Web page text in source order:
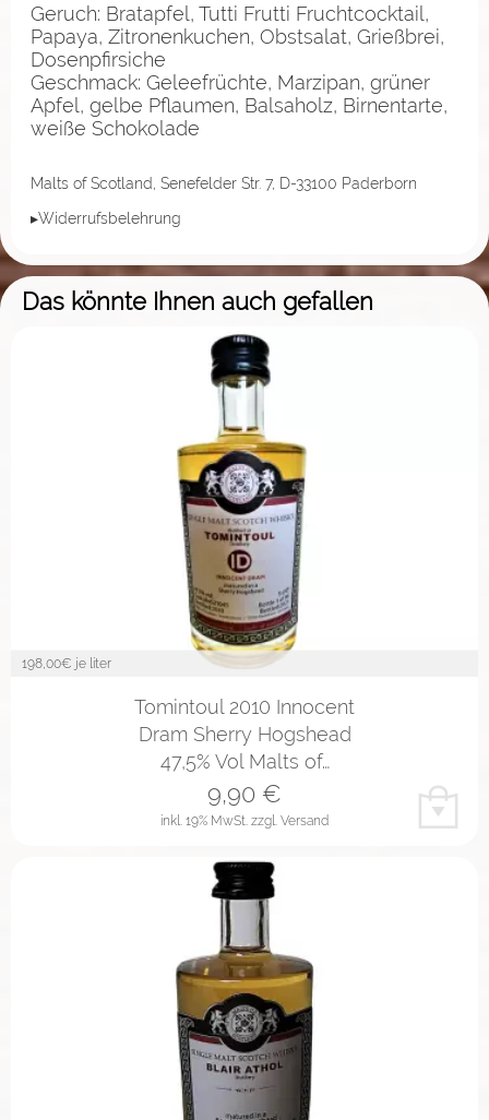
Geruch: Bratapfel, Tutti Frutti Fruchtcocktail,
Papaya, Zitronenkuchen, Obstsalat, Grießbrei,
Dosenpfirsiche
Geschmack: Geleefrüchte, Marzipan, grüner
Apfel, gelbe Pflaumen, Balsaholz, Birnentarte,
weiße Schokolade
Malts of Scotland, Senefelder Str. 7, D-33100 Paderborn
▸Widerrufsbelehrung
Das könnte Ihnen auch gefallen
198,00€ je liter
Tomintoul 2010 Innocent
Dram Sherry Hogshead
47,5% Vol Malts of…
inkl. 19% MwSt. zzgl. Versand
9,90 €